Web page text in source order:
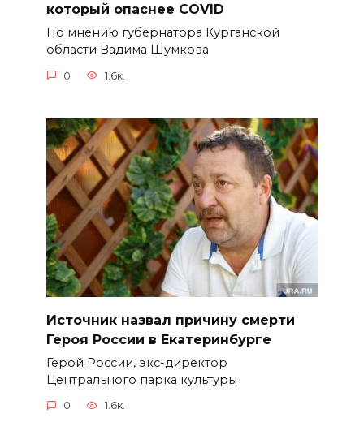
который опаснее COVID
По мнению губернатора Курганской
области Вадима Шумкова
0 1.6к.
Источник назвал причину смерти
Героя России в Екатеринбурге
Герой России, экс-директор
Центрального парка культуры
0 1.6к.